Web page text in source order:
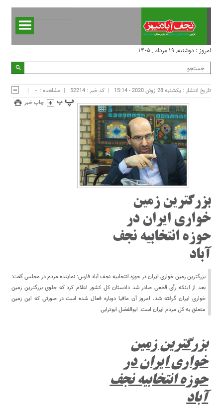
امروز : دوشنبه, ۱۹ مرداد , ۱۴۰۵
تاریخ انتشار : یکشنبه 28 ژوئن 2020 - 15:14 کد خبر : 52214 مشاهده : -
چاپ خبر
بزرگترین زمین
خواری ایران در
حوزه انتخابیه نجف
آباد
بزرگترین زمین خواری ایران در حوزه انتخابیه نجف آباد فارس: نماینده مردم در مجلس گفت:
بعد از اینکه رأی قطعی صادر شد دادستان کل کشور اعلام کرد که جلوی بزرگترین زمین
خواری ایران گرفته شد، امروز آن مافیا دوباره فعال شده است در صورتی که این زمین
متعلق به کل مردم ایران است. ابوالفضل ابوترابی
بزرگترین زمین
خواری ایران در
حوزه انتخابیه نجف
آباد